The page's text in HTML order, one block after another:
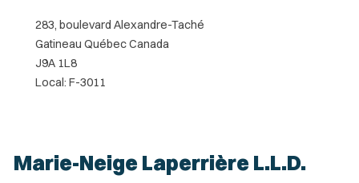
283, boulevard Alexandre-Taché
Gatineau Québec Canada
J9A 1L8
Local: F-3011
Marie-Neige Laperrière L.L.D.